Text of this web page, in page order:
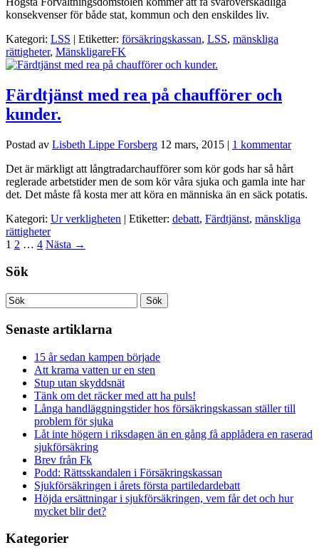
konsekvenser för både stat, kommun och den enskildes liv.
Kategori: LSS | Etiketter: försäkringskassan, LSS, mänskliga
rättigheter, MänskligareFK
Färdtjänst med rea på chaufförer och
kunder.
Postad av Lisbeth Lippe Forsberg 12 mars, 2015 | 1 kommentar
Det är märkligt att långtradarchaufförer som kör gods har så hårt
reglerade arbetstider men de som kör våra sjuka och gamla inte har
det. Det måste få kosta mer att köra en människa än en säck potatis.
Kategori: Ur verkligheten | Etiketter: debatt, Färdtjänst, mänskliga
rättigheter
1 2 … 4 Nästa →
Sök
Senaste artiklarna
15 år sedan kampen började
Att krama vatten ur en sten
Stup utan skyddsnät
Tänk om det räcker med att ha puls!
Långa handläggningstider hos försäkringskassan ställer till
problem för sjuka
Låt inte högern i riksdagen än en gång få applådera en raserad
sjukförsäkring
Brev från Fk
Podd: Rättsskandalen i Försäkringskassan
Sjukförsäkringen i årets första partiledardebatt
Höjda ersättningar i sjukförsäkringen, vem får det och hur
mycket blir det?
Kategorier